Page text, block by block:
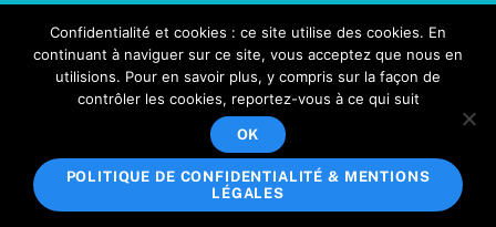
Besoin d’un site comme celui ci ?
click.ciblemut.net
Votre adresse email sera utilisée uniquement dans le cadre
Copyright © 2018 Synéole, Tous droits réservés.
Confidentialité et cookies : ce site utilise des cookies. En
continuant à naviguer sur ce site, vous acceptez que nous en
utilisions. Pour en savoir plus, y compris sur la façon de
contrôler les cookies, reportez-vous à ce qui suit
OK
POLITIQUE DE CONFIDENTIALITÉ & MENTIONS
LÉGALES